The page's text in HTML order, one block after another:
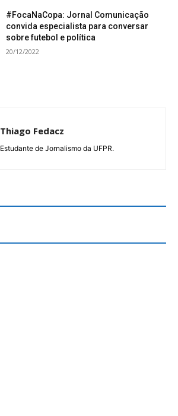
#FocaNaCopa: Jornal Comunicação
convida especialista para conversar
sobre futebol e política
20/12/2022
Thiago Fedacz
Estudante de Jornalismo da UFPR.